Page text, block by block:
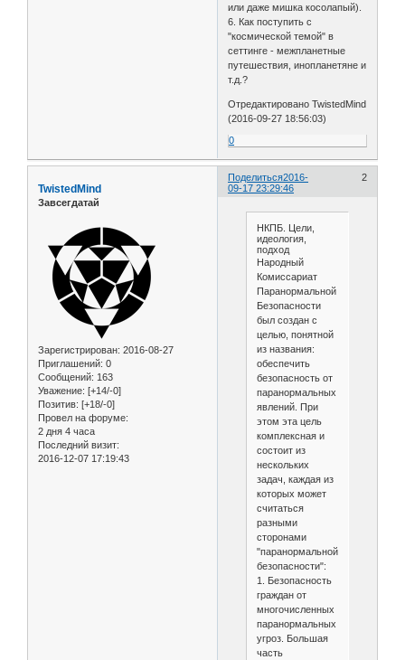
или даже мишка косолапый).
6. Как поступить с
"космической темой" в
сеттинге - межпланетные
путешествия, инопланетяне и
т.д.?
Отредактировано TwistedMind
(2016-09-27 18:56:03)
0
Поделиться 2
2016-
09-17 23:29:46
TwistedMind
Завсегдатай
Зарегистрирован: 2016-08-27
Приглашений: 0
Сообщений: 163
Уважение: [+14/-0]
Позитив: [+18/-0]
Провел на форуме:
2 дня 4 часа
Последний визит:
2016-12-07 17:19:43
НКПБ. Цели,
идеология,
подход
Народный
Комиссариат
Паранормальной
Безопасности
был создан с
целью, понятной
из названия:
обеспечить
безопасность от
паранормальных
явлений. При
этом эта цель
комплексная и
состоит из
нескольких
задач, каждая из
которых может
считаться
разными
сторонами
"паранормальной
безопасности":
1. Безопасность
граждан от
многочисленных
паранормальных
угроз. Большая
часть